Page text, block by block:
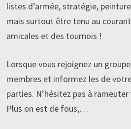
listes d’armée, stratégie,
mais surtout être tenu au
amicales et des tournois !
Lorsque vous rejoignez un
membres et informez les de
parties. N’hésitez pas à
Plus on est de fous,…